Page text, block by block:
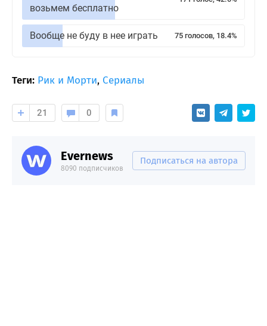
возьмем бесплатно
Вообще не буду в нее играть 75 голосов, 18.4%
Теги: Рик и Морти, Сериалы
21 0
Evernews
8090 подписчиков
Подписаться на автора